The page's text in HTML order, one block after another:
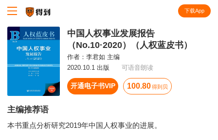
下载App
中国人权事业发展报告
（No.10·2020）（人权蓝皮书）
作者： 李君如 主编
2020.10.1 出版
可语音朗读
开通电子书VIP 100.80 得到贝
主编推荐语
本书重点分析研究2019年中国人权事业的进展。